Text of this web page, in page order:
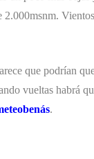
2.000msnm.
que podrían
vueltas habrá
.